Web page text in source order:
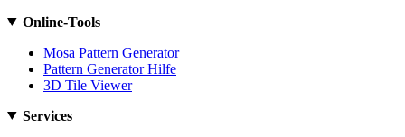
Online-Tools
Mosa Pattern Generator
Pattern Generator Hilfe
3D Tile Viewer
Services